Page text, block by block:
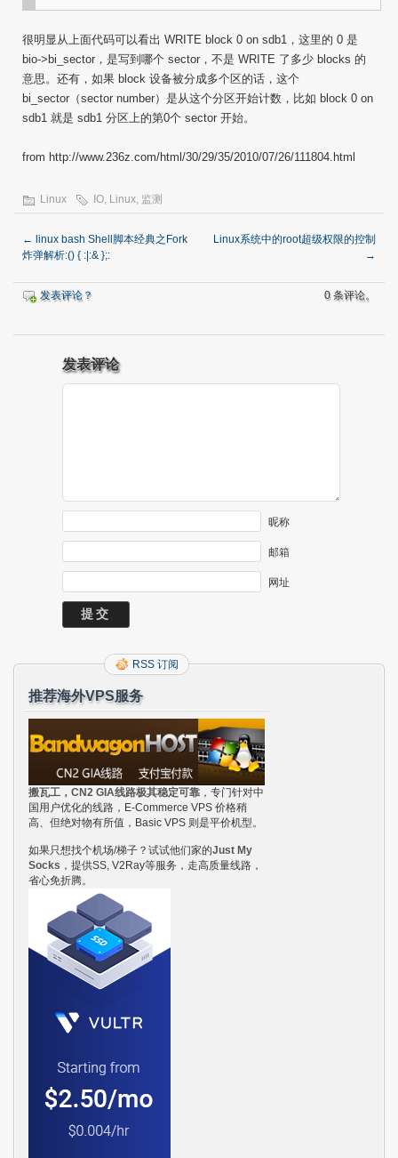
很明显从上面代码可以看出 WRITE block 0 on sdb1，这里的 0 是
bio->bi_sector，是写到哪个 sector，不是 WRITE 了多少 blocks 的
意思。还有，如果 block 设备被分成多个区的话，这个
bi_sector（sector number）是从这个分区开始计数，比如 block 0 on
sdb1 就是 sdb1 分区上的第0个 sector 开始。
from http://www.236z.com/html/30/29/35/2010/07/26/111804.html
Linux IO, Linux, 监测
← linux bash Shell脚本经典之Fork
炸弹解析:() { :|:& };:
Linux系统中的root超级权限的控制
→
发表评论？ 0 条评论。
发表评论
昵称
邮箱
网址
RSS 订阅
推荐海外VPS服务
搬瓦工，CN2 GIA线路极其稳定可靠 ，专门针对中
国用户优化的线路，E-Commerce VPS 价格稍
高、但绝对物有所值，Basic VPS 则是平价机型。
如果只想找个机场/梯子？试试他们家的Just My
Socks ，提供SS, V2Ray等服务，走高质量线路，
省心免折腾。